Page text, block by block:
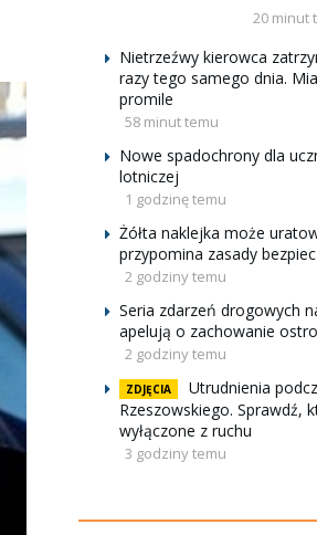
20 minut
Nietrzeźwy kierowca
razy tego samego dnia.
promile
58 minut temu
Nowe spadochrony dla
lotniczej
1 godzinę temu
Żółta naklejka może
przypomina zasady
2 godziny temu
Seria zdarzeń drogowych
apelują o zachowanie
2 godziny temu
ZDJĘCIA
Utrudnienia
Rzeszowskiego. Sprawdź,
wyłączone z ruchu
3 godziny temu